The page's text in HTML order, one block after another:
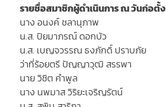
รายชื่อสมาชิกผู้ดำเนินการ ณ วันก่อตั้ง
นาง อนงค์ ชลานุภาพ
น.ส. ปิยมาภรณ์ ดอกบัว
น.ส. เบญจวรรณ ธงภักดิ์ ปราบภัย
ว่าที่ร้อยตรี ปัญญาวุฒิ สรรพา
นาย วิชิต คำพูล
นาง นพมาส วิริยะเจริญรัตน์